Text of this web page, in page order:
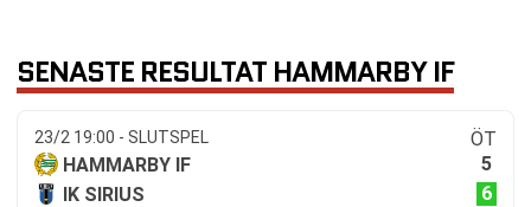
SENASTE RESULTAT HAMMARBY IF
23/2 19:00 - SLUTSPEL
ÖT
HAMMARBY IF
5
IK SIRIUS
6